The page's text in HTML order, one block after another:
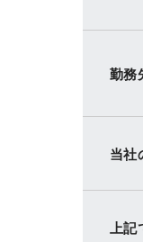
勤務
当社
上記